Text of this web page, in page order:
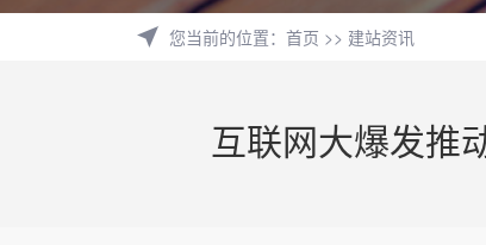
您当前的位置： 首页 >> 建站资讯
互联网大爆发推